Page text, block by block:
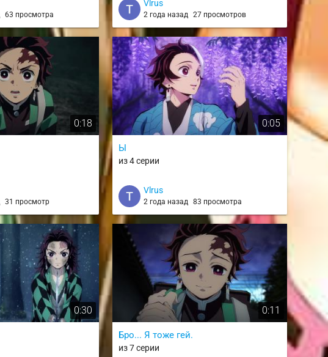
63 просмотра
Vlrus
2 года назад 27 просмотров
0:18
31 просмотр
0:05
Ы
из 4 серии
Vlrus
2 года назад 83 просмотра
0:30 0:11
Бро... Я тоже гей.
из 7 серии